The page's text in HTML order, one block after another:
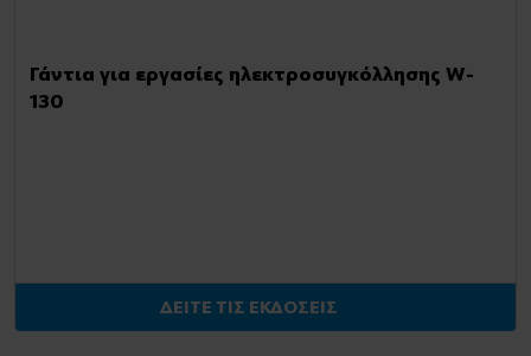
Γάντια για εργασίες ηλεκτροσυγκόλλησης W-
130
ΔΕΙΤΕ ΤΙΣ ΕΚΔΟΣΕΙΣ